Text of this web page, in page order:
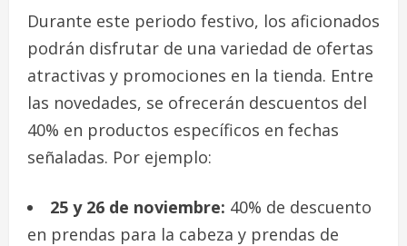
Durante este periodo festivo, los aficionados
podrán disfrutar de una variedad de ofertas
atractivas y promociones en la tienda. Entre
las novedades, se ofrecerán descuentos del
40% en productos específicos en fechas
señaladas. Por ejemplo:
25 y 26 de noviembre: 40% de descuento
en prendas para la cabeza y prendas de